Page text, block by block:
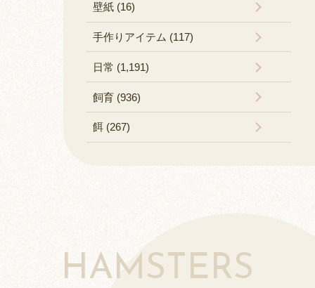
壁紙 (16)
手作りアイテム (117)
日常 (1,191)
飼育 (936)
餌 (267)
HAMSTERS